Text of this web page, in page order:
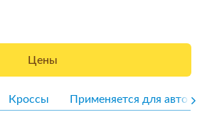
Цены
Кроссы Применяется для авто